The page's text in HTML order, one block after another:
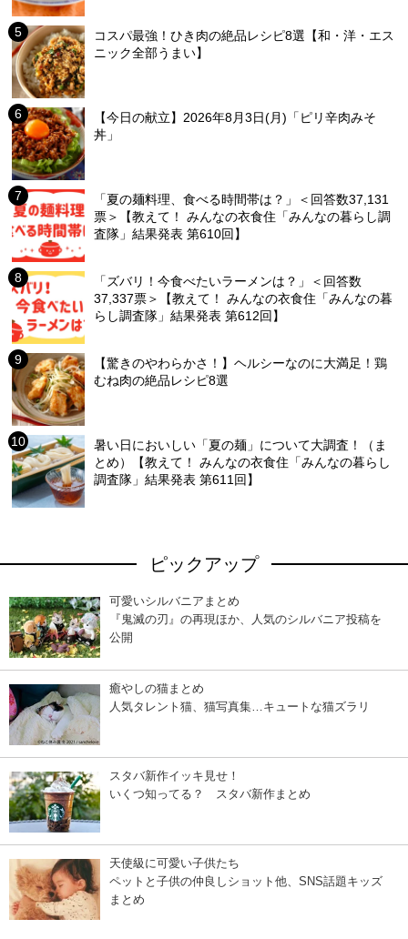
コスパ最強！ひき肉の絶品レシピ8選【和・洋・エス
ニック全部うまい】
【今日の献立】2026年8月3日(月)「ピリ辛肉みそ
丼」
「夏の麺料理、食べる時間帯は？」＜回答数37,131
票＞【教えて！ みんなの衣食住「みんなの暮らし調
査隊」結果発表 第610回】
「ズバリ！今食べたいラーメンは？」＜回答数
37,337票＞【教えて！ みんなの衣食住「みんなの暮
らし調査隊」結果発表 第612回】
【驚きのやわらかさ！】ヘルシーなのに大満足！鶏
むね肉の絶品レシピ8選
暑い日においしい「夏の麺」について大調査！（ま
とめ）【教えて！ みんなの衣食住「みんなの暮らし
調査隊」結果発表 第611回】
ピックアップ
可愛いシルバニアまとめ
『鬼滅の刃』の再現ほか、人気のシルバニア投稿を
公開
癒やしの猫まとめ
人気タレント猫、猫写真集…キュートな猫ズラリ
スタバ新作イッキ見せ！
いくつ知ってる？ スタバ新作まとめ
天使級に可愛い子供たち
ペットと子供の仲良しショット他、SNS話題キッズ
まとめ